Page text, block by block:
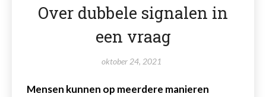
Over dubbele signalen in
een vraag
oktober 24, 2021
Mensen kunnen op meerdere manieren